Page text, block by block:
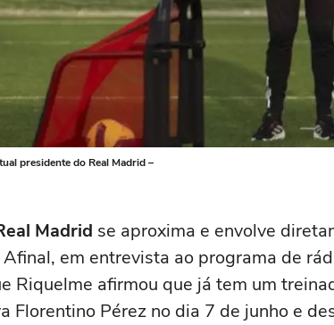
presidente do Real Madrid –
Madrid se aproxima e envolve
em entrevista ao programa de
Riquelme afirmou que já tem um
Florentino Pérez no dia 7 de junho e